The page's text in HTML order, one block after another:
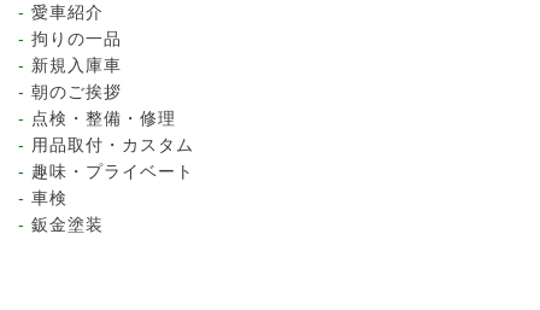
愛車紹介
拘りの一品
新規入庫車
朝のご挨拶
点検・整備・修理
用品取付・カスタム
趣味・プライベート
車検
鈑金塗装